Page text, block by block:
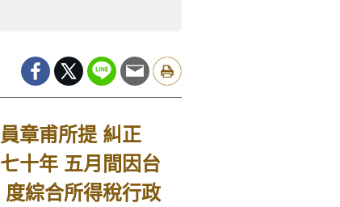
章甫所提 糾正
十年 五月間因台
綜合所得稅行政